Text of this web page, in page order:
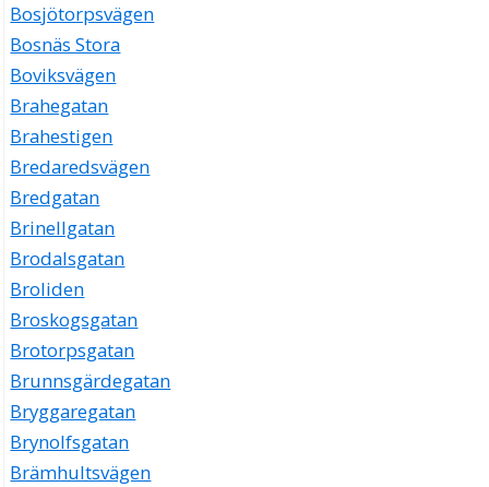
Bosjötorpsvägen
Bosnäs Stora
Boviksvägen
Brahegatan
Brahestigen
Bredaredsvägen
Bredgatan
Brinellgatan
Brodalsgatan
Broliden
Broskogsgatan
Brotorpsgatan
Brunnsgärdegatan
Bryggaregatan
Brynolfsgatan
Brämhultsvägen